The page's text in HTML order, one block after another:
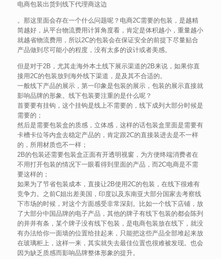
电商包装出货到线下代理商这边
。那这里面会存在一个什么问题呢？电商2C需要的包装，是越精
简越好，从平台物流费用计算角度看，肯定是体积越小，重量越小
就越省物流费用，所以2C的包装会在保证安全的前提下尽量贴合
产品做到尽可能小的程度，没有太多的设计或者美感。
但是对于2B，尤其走海外本土线下展示渠道的2B来说，如果你直
接用2C的包装放到海外线下渠道，是及其不合适的。
一般线下产品的展示，第一印象是包装的展示，包装的展示直接就
影响品牌的形象。线下包装要注重的是什么呢？
首要要有挂钩，这个挂钩是线上不需要的，线下成列大部分时候是
需要的；
然后是需要包装盒的质感，立体感，这样的话包装盒里面是需要有
卡槽卡位等内盒去稳定产品的，肯定跟2C的直接装进去是不一样
的，所用材质也不一样；
2B的包装还需要包装盒正面有开透明视窗，为方便终端消费者在
不用打开包装的情况下一眼看得到里面的产品，而2C电商是不需
要这样的；
如果为了节省包装成本，直接让2B使用2C的包装，在线下很难有
竞争力。之前C姐出差美国，印度以及东南亚大部分国家去考察线
下市场的时候，对这个方面感受非常深刻。比如一个线下店铺，放
了大部分中国品牌的电子产品，其他的牌子有线下包装的都会陈列
的井井有条，某个牌子没有线下包装，是电商包装放在线下，就没
有办法给你一面墙的位置给挂起来，只能把这些产品全部堆起来放
在玻璃柜上，这样一来，其实就失去最佳位置也很难被发现。也会
因为缺乏质感而影响品牌整体形象的提升。